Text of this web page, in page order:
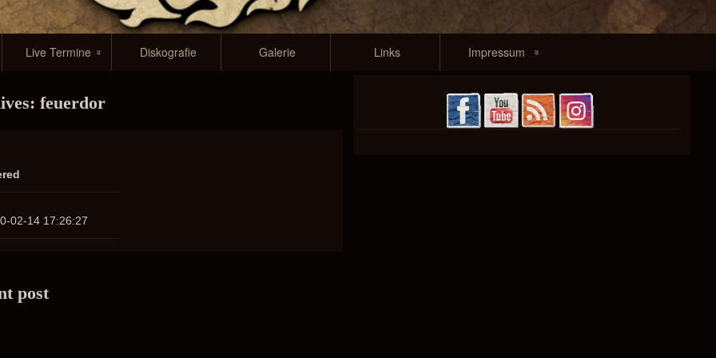
Live Termine
2023
Diskografie Galerie Links Impressum
Kontakt
Haftung &
feuerdor
02-14 17:26:27
post